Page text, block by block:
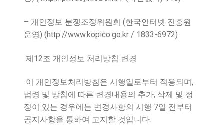
– 개인정보 분쟁조정위원회 (한국인터넷 진흥원
운영) (http://www.kopico.go.kr / 1833-6972)
제 12조 개인정보 처리방침 변경
이 개인정보처리방침은 시행일로부터 적용되며,
법령 및 방침에 따른 변경내용의 추가, 삭제 및 정
정이 있는 경우에는 변경사항의 시행 7일 전부터
공지사항을 통하여 고지할 것입니다.